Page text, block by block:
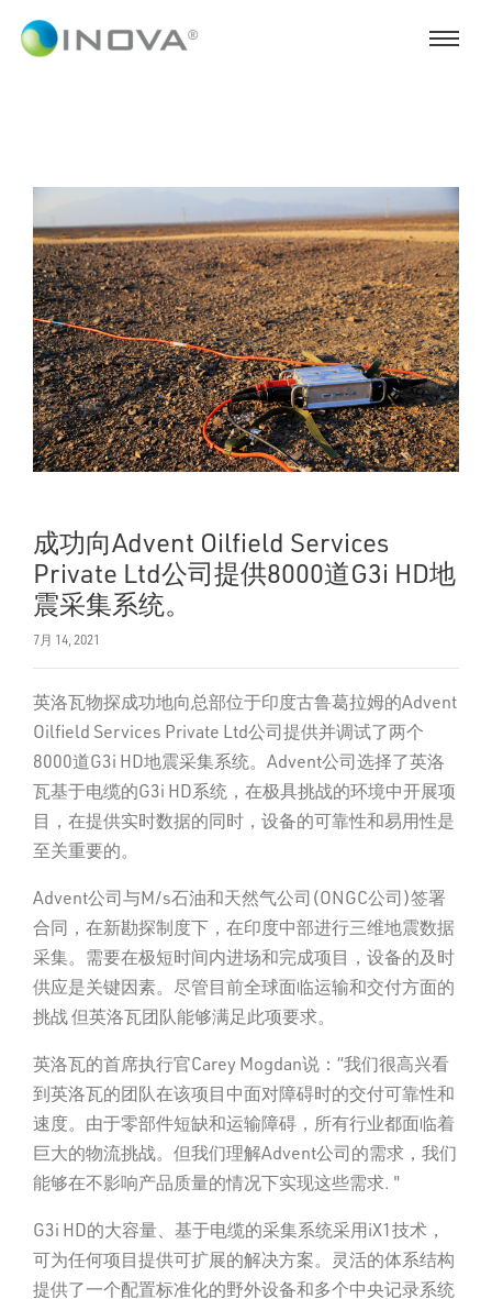
成功向Advent Oilfield Services
Private Ltd公司提供8000道G3i HD地
震采集系统。
7月 14, 2021
英洛瓦物探成功地向总部位于印度古鲁葛拉姆的Advent
Oilfield Services Private Ltd公司提供并调试了两个
8000道G3i HD地震采集系统。Advent公司选择了英洛
瓦基于电缆的G3i HD系统，在极具挑战的环境中开展项
目，在提供实时数据的同时，设备的可靠性和易用性是
至关重要的。
Advent公司与M/s石油和天然气公司(ONGC公司)签署
合同，在新勘探制度下，在印度中部进行三维地震数据
采集。需要在极短时间内进场和完成项目，设备的及时
供应是关键因素。尽管目前全球面临运输和交付方面的
挑战 但英洛瓦团队能够满足此项要求。
英洛瓦的首席执行官Carey Mogdan说：“我们很高兴看
到英洛瓦的团队在该项目中面对障碍时的交付可靠性和
速度。由于零部件短缺和运输障碍，所有行业都面临着
巨大的物流挑战。但我们理解Advent公司的需求，我们
能够在不影响产品质量的情况下实现这些需求. "
G3i HD的大容量、基于电缆的采集系统采用iX1技术，
可为任何项目提供可扩展的解决方案。灵活的体系结构
提供了一个配置标准化的野外设备和多个中央记录系统